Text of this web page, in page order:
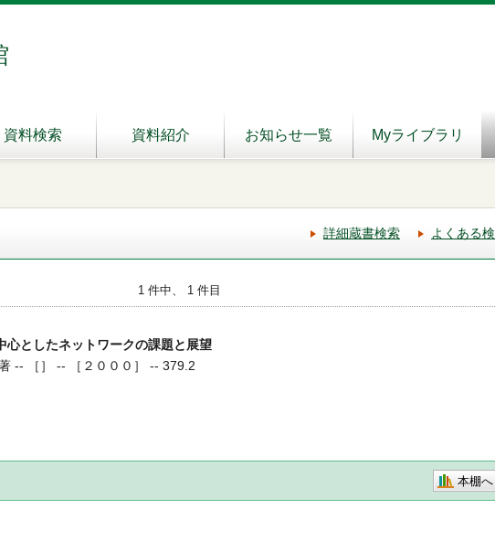
資料検索 資料紹介 お知らせ一覧 Myライブラリ
詳細蔵書検索 よくある
1 件中、 1 件目
心としたネットワークの課題と展望
-- ［］ -- ［２０００］ -- 379.2
本棚へ